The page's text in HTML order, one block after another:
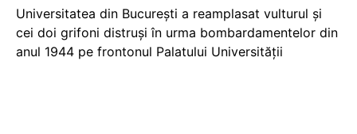
Universitatea din București a reamplasat vulturul și
cei doi grifoni distruși în urma bombardamentelor din
anul 1944 pe frontonul Palatului Universității